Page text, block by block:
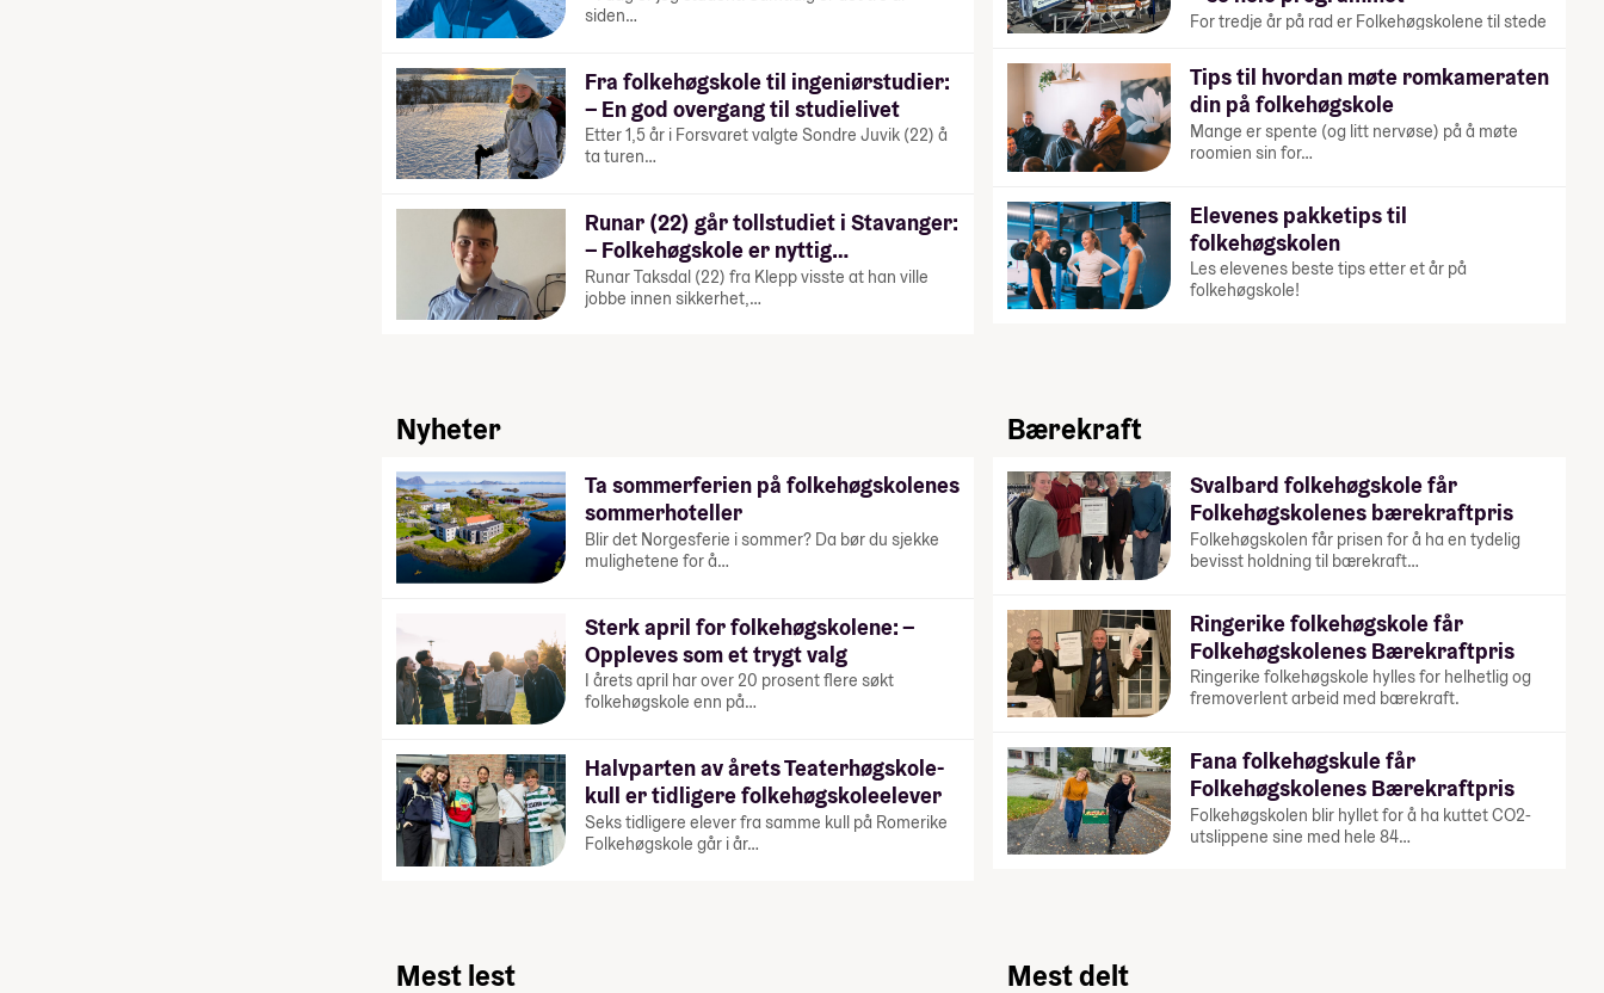
siden…
Fra folkehøgskole til ingeniørstudier:
– En god overgang til studielivet
Etter 1,5 år i Forsvaret valgte Sondre Juvik (22) å
ta turen…
Runar (22) går tollstudiet i Stavanger:
– Folkehøgskole er nyttig…
Runar Taksdal (22) fra Klepp visste at han ville
jobbe innen sikkerhet,…
For tredje år på rad er Folkehøgskolene til stede
Tips til hvordan møte romkameraten
din på folkehøgskole
Mange er spente (og litt nervøse) på å møte
roomien sin for…
Elevenes pakketips til
folkehøgskolen
Les elevenes beste tips etter et år på
folkehøgskole!
Nyheter
Ta sommerferien på folkehøgskolenes
sommerhoteller
Blir det Norgesferie i sommer? Da bør du sjekke
mulighetene for å…
Sterk april for folkehøgskolene: –
Oppleves som et trygt valg
I årets april har over 20 prosent flere søkt
folkehøgskole enn på…
Halvparten av årets Teaterhøgskole-
kull er tidligere folkehøgskoleelever
Seks tidligere elever fra samme kull på Romerike
Folkehøgskole går i år…
Bærekraft
Svalbard folkehøgskole får
Folkehøgskolenes bærekraftpris
Folkehøgskolen får prisen for å ha en tydelig
bevisst holdning til bærekraft…
Ringerike folkehøgskole får
Folkehøgskolenes Bærekraftpris
Ringerike folkehøgskole hylles for helhetlig og
fremoverlent arbeid med bærekraft.
Fana folkehøgskule får
Folkehøgskolenes Bærekraftpris
Folkehøgskolen blir hyllet for å ha kuttet CO2-
utslippene sine med hele 84…
Mest lest Mest delt